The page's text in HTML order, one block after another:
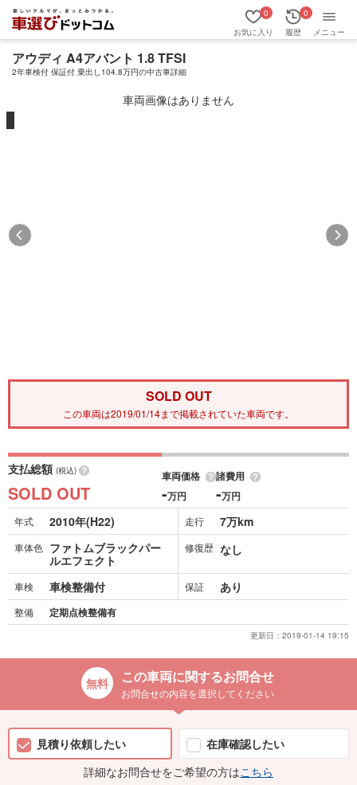
お気に入り
0
履歴
0
メニュー
アウディ A4アバント 1.8 TFSI
2年車検付 保証付 乗出し104.8万円の中古車詳細
車両画像はありません
SOLD OUT
この車両は2019/01/14まで掲載されていた車両です。
支払総額 (税込)
SOLD OUT
車両価格
-万円
諸費用
-万円
年式 2010年(H22) 走行 7万km
車体色 ファトムブラックパー
ルエフェクト
修復歴 なし
車検 車検整備付 保証 あり
整備 定期点検整備有
更新日： 2019-01-14 19:15
この車両に関するお問合せ
お問合せの内容を選択してください
見積り依頼したい
在庫確認したい
詳細なお問合せをご希望の方はこちら